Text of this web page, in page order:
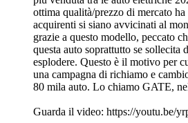
ottima qualità/prezzo di mercato
acquirenti si siano avvicinati al
grazie a questo modello, peccato
questa auto soprattutto se sollecita
esplodere. Questo è il motivo per
una campagna di richiamo e
80 mila auto. Lo chiamo GATE,
Guarda il video: https://youtu.be/